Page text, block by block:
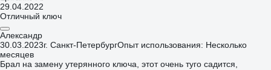
29.04.2022
Отличный ключ
Александр
30.03.2023г. Санкт-ПетербургОпыт использования: Несколько
месяцев
Брал на замену утерянного ключа, этот очень туго садится,